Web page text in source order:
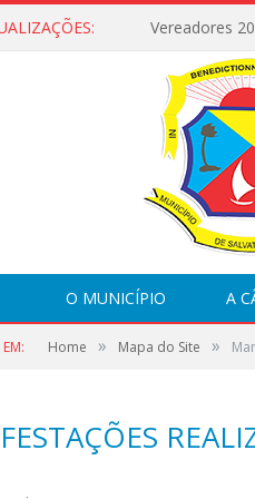
Vereadores
O MUNICÍPIO A
Home » Mapa do Site »